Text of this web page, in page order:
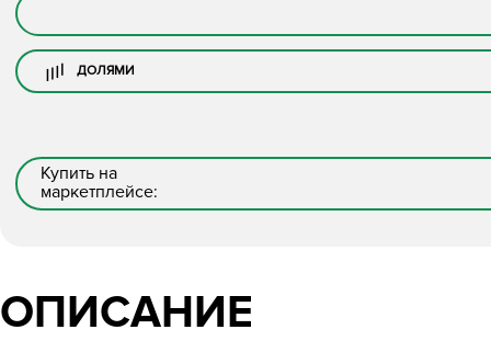
ДОЛЯМИ
Купить на
маркетплейсе:
ОПИСАНИЕ